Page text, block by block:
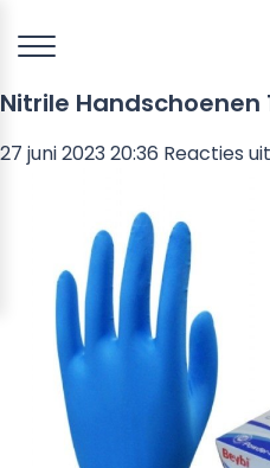
Nitrile Handschoenen
27 juni 2023 20:36 Reacties